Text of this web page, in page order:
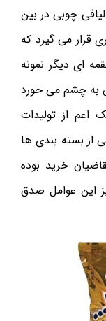
چوبی در بین
قرار می گیرد که
ای دیگر نمونه
به چشم می خورد
اعم از تولیدات
از بسته بندی ها
خرید بوده
این عوامل صدق